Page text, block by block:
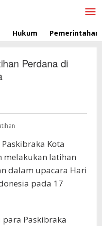
Hukum Pemerintahan
Perdana di
Paskibraka Kota
melakukan latihan
dalam upacara Hari
pada 17
Paskibraka